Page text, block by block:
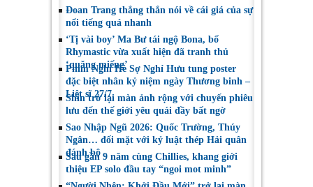
Đoan Trang thẳng thắn nói về cái giá của sự
nổi tiếng quá nhanh
‘Tị vài boy’ Ma Bư tái ngộ Bona, bố
Rhymastic vừa xuất hiện đã tranh thủ
‘quăng miếng’
Phim Nghỉ Hè Sợ Nghỉ Hưu tung poster
đặc biệt nhân kỷ niệm ngày Thương binh –
Liệt sĩ 27/7
Shin trở lại màn ảnh rộng với chuyến phiêu
lưu đến thế giới yêu quái đầy bất ngờ
Sao Nhập Ngũ 2026: Quốc Trường, Thúy
Ngân… đối mặt với kỷ luật thép Hải quân
đánh bộ
Sau gần 9 năm cùng Chillies, khang giới
thiệu EP solo đầu tay “ngoi mot minh”